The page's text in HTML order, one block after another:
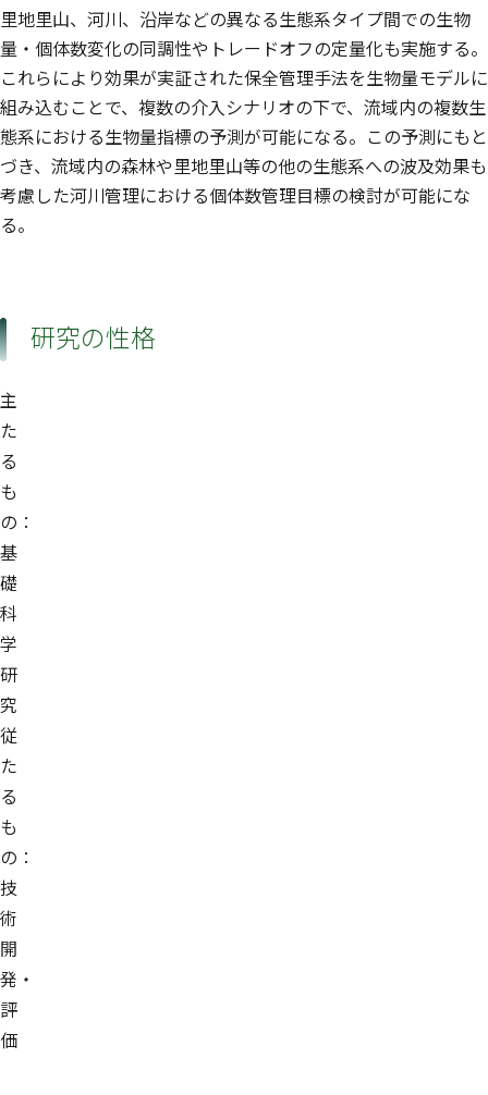
里地里山、河川、沿岸などの異なる生態系タイプ間での生物
量・個体数変化の同調性やトレードオフの定量化も実施する。
これらにより効果が実証された保全管理手法を生物量モデルに
組み込むことで、複数の介入シナリオの下で、流域内の複数生
態系における生物量指標の予測が可能になる。この予測にもと
づき、流域内の森林や里地里山等の他の生態系への波及効果も
考慮した河川管理における個体数管理目標の検討が可能にな
る。
研究の性格
主
た
る
も
の：
基
礎
科
学
研
究
従
た
る
も
の：
技
術
開
発・
評
価